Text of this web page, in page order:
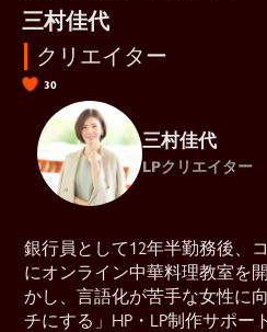
三村佳代
30
クリエイター
三村佳代
LPクリエイター
銀行員として12年半勤務後、
にオンライン中華料理教室を
かし、言語化が苦手な女性に
チにする」HP・LP制作サポー